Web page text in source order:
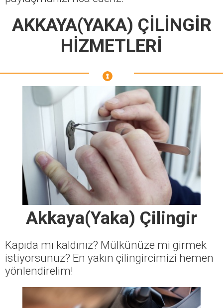
AKKAYA(YAKA) ÇİLİNGİR
HİZMETLERİ
Akkaya(Yaka) Çilingir
Kapıda mı kaldınız? Mülkünüze mi girmek
istiyorsunuz? En yakın çilingircimizi hemen
yönlendirelim!